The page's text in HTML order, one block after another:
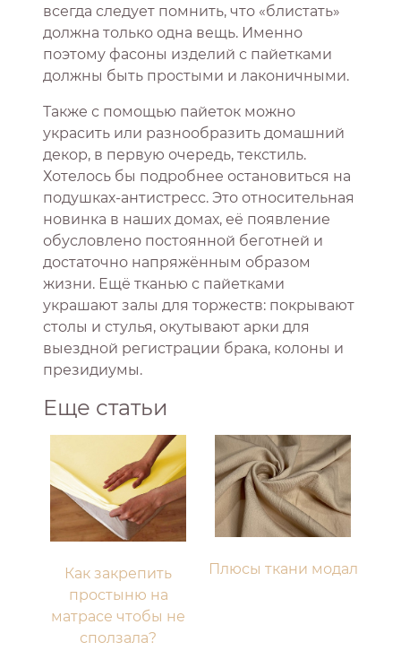
всегда следует помнить, что «блистать»
должна только одна вещь. Именно
поэтому фасоны изделий с пайетками
должны быть простыми и лаконичными.
Также с помощью пайеток можно
украсить или разнообразить домашний
декор, в первую очередь, текстиль.
Хотелось бы подробнее остановиться на
подушках-антистресс. Это относительная
новинка в наших домах, её появление
обусловлено постоянной беготней и
достаточно напряжённым образом
жизни. Ещё тканью с пайетками
украшают залы для торжеств: покрывают
столы и стулья, окутывают арки для
выездной регистрации брака, колоны и
президиумы.
Еще статьи
Как закрепить
простыню на
матрасе чтобы не
сползала?
Плюсы ткани модал